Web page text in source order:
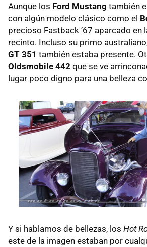
Aunque los Ford Mustang también
con algún modelo clásico como el
precioso Fastback ’67 aparcado en
recinto. Incluso su primo
GT 351 también estaba presente.
Oldsmobile 442 que se ve
lugar poco digno para una belleza
Y si hablamos de bellezas, los Hot
este de la imagen estaban por